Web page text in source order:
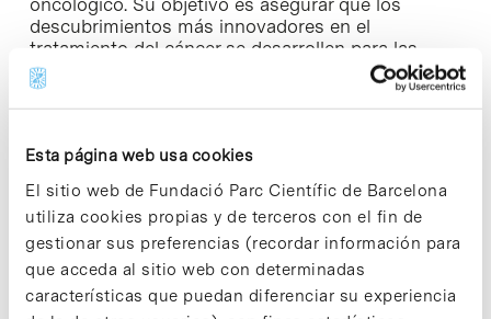
Esta página web usa cookies
El sitio web de Fundació Parc Científic de Barcelona
utiliza cookies propias y de terceros con el fin de
gestionar sus preferencias (recordar información para
que acceda al sitio web con determinadas
características que puedan diferenciar su experiencia
descubrimientos más innovadores en el
tratamiento del cáncer se desarrollen para las
personas que padecen la enfermedad. Cancer
Research Technology comercializa las tecnologías
desarrolladas para Cancer Research UK, así como
mundo líderes en investigación oncológica.
Share Share